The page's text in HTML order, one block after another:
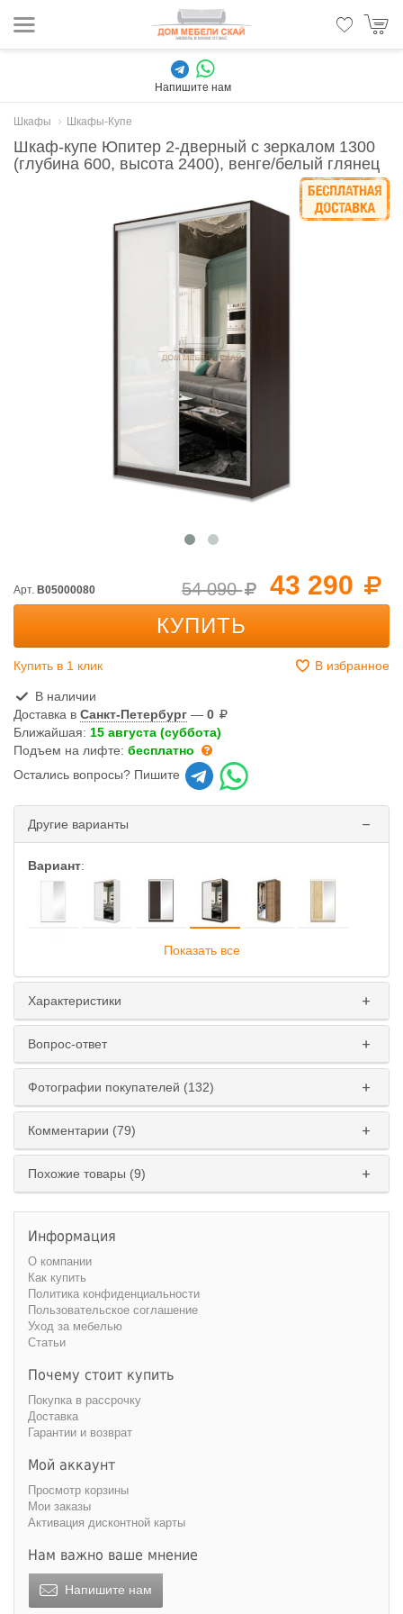
Напишите нам
Шкафы Шкафы-Купе
Шкаф-купе Юпитер 2-дверный с зеркалом 1300
(глубина 600, высота 2400), венге/белый глянец
43 290
54 090
Арт. B05000080
КУПИТЬ
Купить в 1 клик В избранное
В наличии
Доставка в Санкт-Петербург — 0
Ближайшая: 15 августа (суббота)
Подъем на лифте: бесплатно
Остались вопросы? Пишите
Другие варианты
Вариант:
Глубина:
45 см
Ширина:
150 см 160 см 170 см 180 см
Высота:
Показать все
Характеристики
Вопрос-ответ
Фотографии покупателей (132)
Комментарии (79)
Похожие товары (9)
Информация
О компании
Как купить
Политика конфиденциальности
Пользовательское соглашение
Уход за мебелью
Статьи
Почему стоит купить
Покупка в рассрочку
Доставка
Гарантии и возврат
Мой аккаунт
Просмотр корзины
Мои заказы
Активация дисконтной карты
Нам важно ваше мнение
Напишите нам